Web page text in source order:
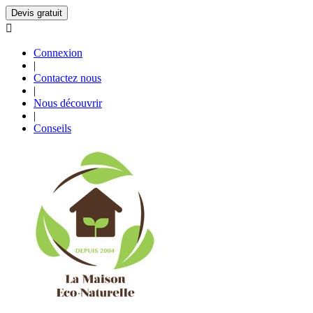
Devis gratuit

Connexion
|
Contactez nous
|
Nous découvrir
|
Conseils